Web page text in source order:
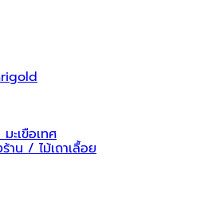
ะเขือเทศ
น / ไม้เถาเลื้อย